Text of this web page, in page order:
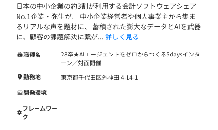
日本の中小企業の約3割が利用する会計ソフトウェアシェア
No.1企業・弥生が、 中小企業経営者や個人事業主から集ま
るリアルな声を題材に、 蓄積された膨大なデータとAIを武器
に、顧客の課題解決に繋が... 詳しく見る
職種名
28卒★AIエージェントをゼロからつくる5daysインタ
ーン／対面開催
勤務地
東京都千代田区外神田 4-14-1
開発環境
フレームワー
ク